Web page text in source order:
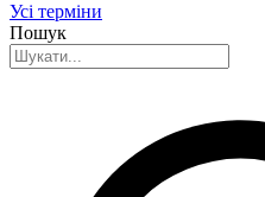
Усі терміни
Пошук